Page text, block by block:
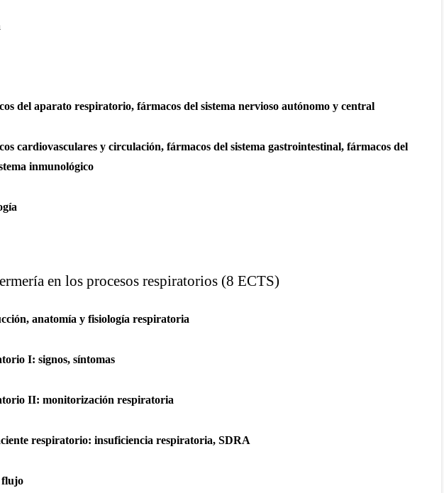
del aparato respiratorio, fármacos del sistema nervioso autónomo y central
cardiovasculares y circulación, fármacos del sistema gastrointestinal, fármacos del
inmunológico
en los procesos respiratorios (8 ECTS)
anatomía y fisiología respiratoria
I: signos, síntomas
II: monitorización respiratoria
respiratorio: insuficiencia respiratoria, SDRA
flujo